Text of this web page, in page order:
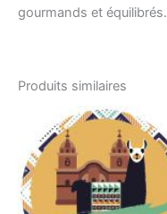
gourmands et équilibrés.
Produits similaires